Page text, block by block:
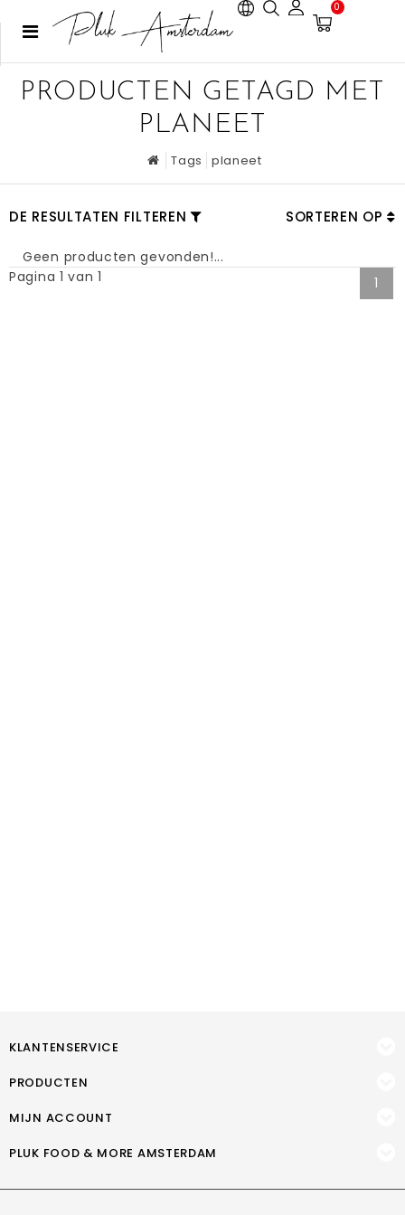
0
PRODUCTEN GETAGD MET
PLANEET
Tags planeet
DE RESULTATEN FILTEREN SORTEREN OP
Geen producten gevonden!...
Pagina 1 van 1
1
KLANTENSERVICE
PRODUCTEN
MIJN ACCOUNT
PLUK FOOD & MORE AMSTERDAM